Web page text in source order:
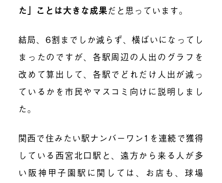
た」ことは大きな成果だと思っています。
結局、6割までしか減らず、横ばいになってし
まったのですが、各駅周辺の人出のグラフを
改めて算出して、各駅でどれだけ人出が減っ
ているかを市民やマスコミ向けに説明しまし
た。
関西で住みたい駅ナンバーワン1を連続で獲得
している西宮北口駅と、遠方から来る人が多
い阪神甲子園駅に関しては、お店も、球場